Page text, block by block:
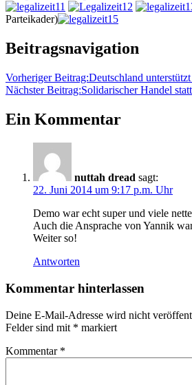
Parteikader)
Beitragsnavigation
Vorheriger Beitrag:Deutschland
Nächster Beitrag:Solidarischer Handel
Ein Kommentar
nuttah dread sagt:
22. Juni 2014 um 9:17 p.m. Uhr
Demo war echt super und viele
Auch die Ansprache von Yannik
Weiter so!
Antworten
Kommentar hinterlassen
Deine E-Mail-Adresse wird nicht
Felder sind mit * markiert
Kommentar *